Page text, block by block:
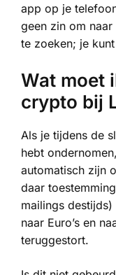
app op je
geen zin om
te zoeken; je
Wat moet
crypto bij
Als je tijdens de
hebt
automatisch zijn
daar
mailings
naar Euro’s en
teruggestort.